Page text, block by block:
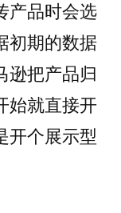
产品时会选
初期的数据
逊把产品归
始就直接开
开个展示型